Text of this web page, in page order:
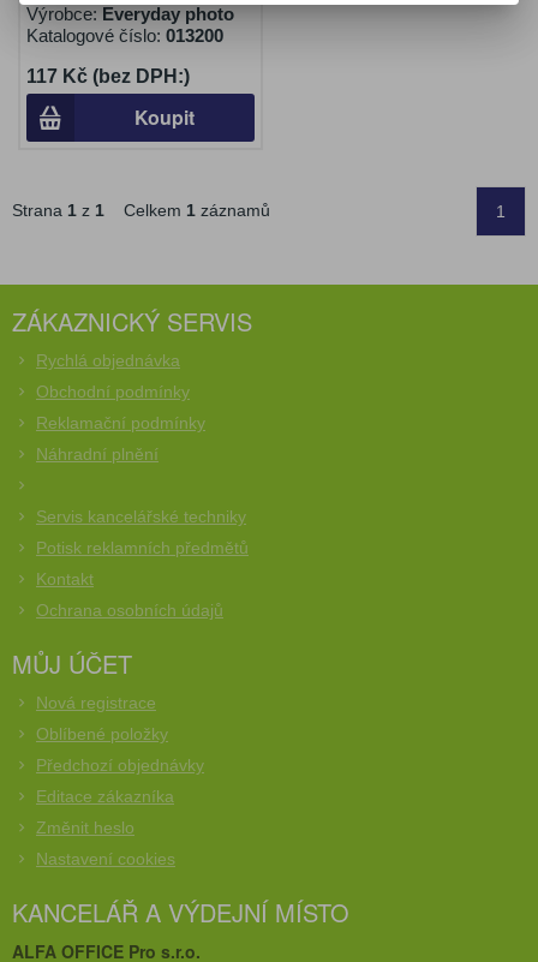
Výrobce: Everyday photo
Katalogové číslo: 013200
117 Kč (bez DPH:)
Koupit
Strana 1 z 1 Celkem 1 záznamů 1
ZÁKAZNICKÝ SERVIS
Rychlá objednávka
Obchodní podmínky
Reklamační podmínky
Náhradní plnění
Servis kancelářské techniky
Potisk reklamních předmětů
Kontakt
Ochrana osobních údajů
MŮJ ÚČET
Nová registrace
Oblíbené položky
Předchozí objednávky
Editace zákazníka
Změnit heslo
Nastavení cookies
KANCELÁŘ A VÝDEJNÍ MÍSTO
ALFA OFFICE Pro s.r.o.